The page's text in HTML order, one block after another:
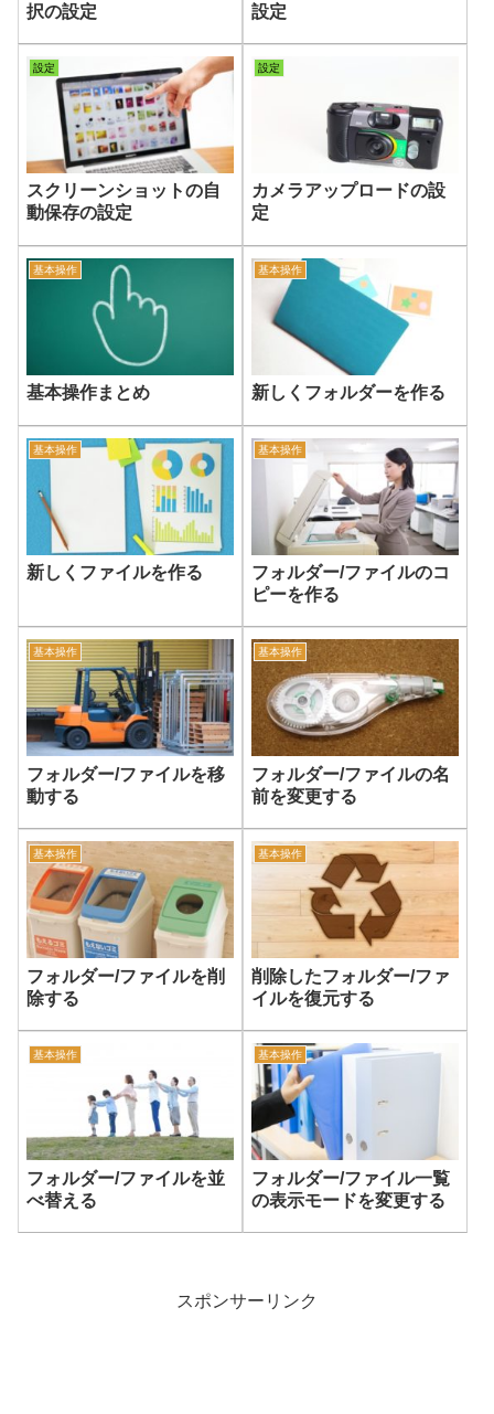
択の設定
設定
設定
スクリーンショットの自
動保存の設定
設定
カメラアップロードの設
定
基本操作
基本操作まとめ
基本操作
新しくフォルダーを作る
基本操作
新しくファイルを作る
基本操作
フォルダー/ファイルのコ
ピーを作る
基本操作
フォルダー/ファイルを移
動する
基本操作
フォルダー/ファイルの名
前を変更する
基本操作
フォルダー/ファイルを削
除する
基本操作
削除したフォルダー/ファ
イルを復元する
基本操作
フォルダー/ファイルを並
べ替える
基本操作
フォルダー/ファイル一覧
の表示モードを変更する
スポンサーリンク